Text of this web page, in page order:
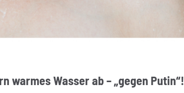
warmes Wasser ab – „gegen Putin“!